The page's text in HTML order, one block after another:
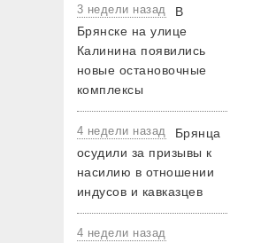
3 недели назад
В
Брянске на улице
Калинина появились
новые остановочные
комплексы
4 недели назад
Брянца
осудили за призывы к
насилию в отношении
индусов и кавказцев
4 недели назад